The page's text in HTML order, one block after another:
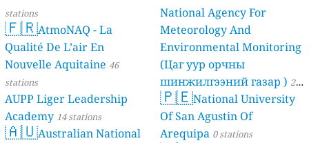
stations
🇫🇷AtmoNAQ - La
Qualité De L’air En
Nouvelle Aquitaine 46
stations
AUPP Liger Leadership
Academy 14 stations
🇦🇺Australian National
National Agency For
Meteorology And
Environmental Monitoring
(Цаг уур орчны
шинжилгээний газар ) 21
stations
🇵🇪National University
Of San Agustin Of
Arequipa 0 stations